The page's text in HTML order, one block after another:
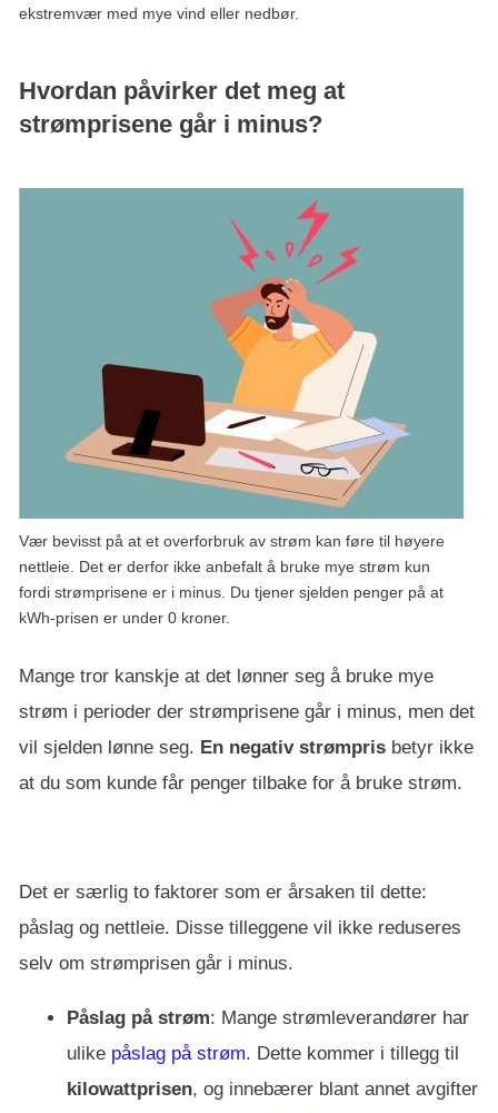
ekstremvær med mye vind eller nedbør.
Hvordan påvirker det meg at
strømprisene går i minus?
Vær bevisst på at et overforbruk av strøm kan føre til høyere
nettleie. Det er derfor ikke anbefalt å bruke mye strøm kun
fordi strømprisene er i minus. Du tjener sjelden penger på at
kWh-prisen er under 0 kroner.
Mange tror kanskje at det lønner seg å bruke mye
strøm i perioder der strømprisene går i minus, men det
vil sjelden lønne seg. En negativ strømpris betyr ikke
at du som kunde får penger tilbake for å bruke strøm.
Det er særlig to faktorer som er årsaken til dette:
påslag og nettleie. Disse tilleggene vil ikke reduseres
selv om strømprisen går i minus.
Påslag på strøm: Mange strømleverandører har
ulike påslag på strøm. Dette kommer i tillegg til
kilowattprisen, og innebærer blant annet avgifter